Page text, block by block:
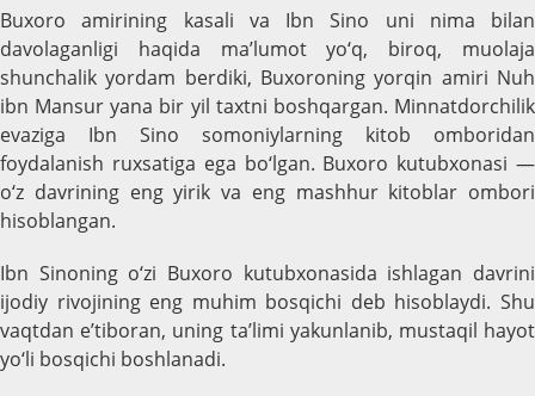
Buxoro amirining kasali va Ibn Sino uni nima bilan
davolaganligi haqida ma’lumot yo‘q, biroq, muolaja
shunchalik yordam berdiki, Buxoroning yorqin amiri Nuh
ibn Mansur yana bir yil taxtni boshqargan. Minnatdorchilik
evaziga Ibn Sino somoniylarning kitob omboridan
foydalanish ruxsatiga ega bo‘lgan. Buxoro kutubxonasi —
o‘z davrining eng yirik va eng mashhur kitoblar ombori
hisoblangan.
Ibn Sinoning o‘zi Buxoro kutubxonasida ishlagan davrini
ijodiy rivojining eng muhim bosqichi deb hisoblaydi. Shu
vaqtdan e’tiboran, uning ta’limi yakunlanib, mustaqil hayot
yo‘li bosqichi boshlanadi.